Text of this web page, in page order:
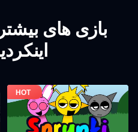
بازی های